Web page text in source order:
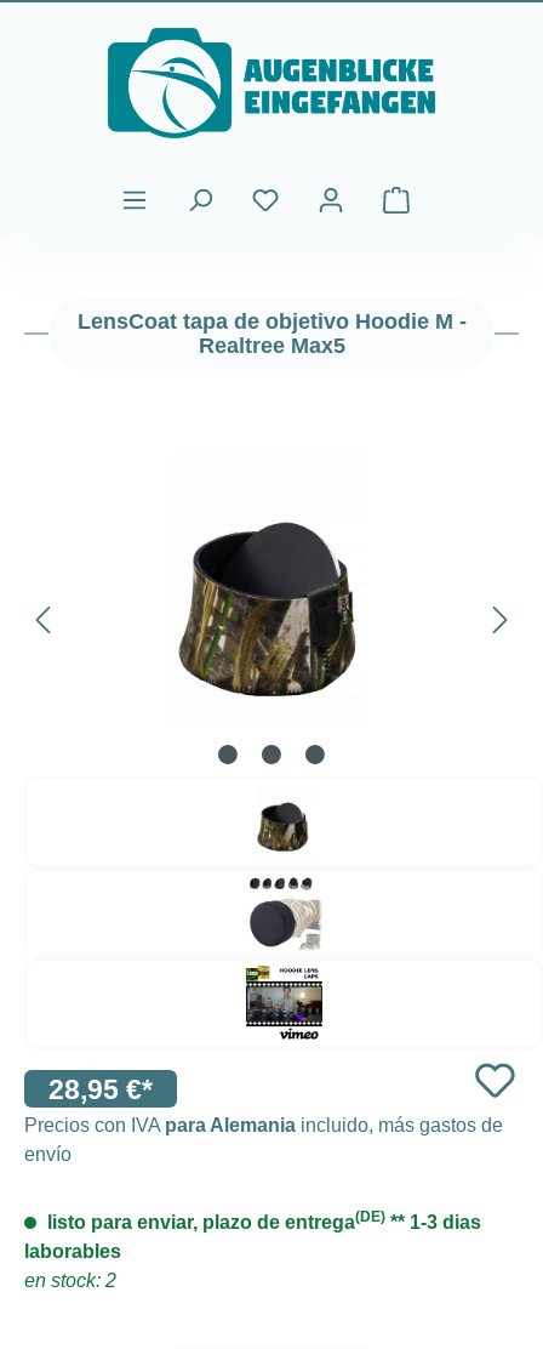
Saltar al contenido principal
El carrito de
LensCoat tapa de objetivo Hoodie M -
Realtree Max5
28,95 €*
Precios con IVA para Alemania incluido, más gastos de
envío
listo para enviar, plazo de entrega(DE) ** 1-3 dias
laborables
en stock: 2